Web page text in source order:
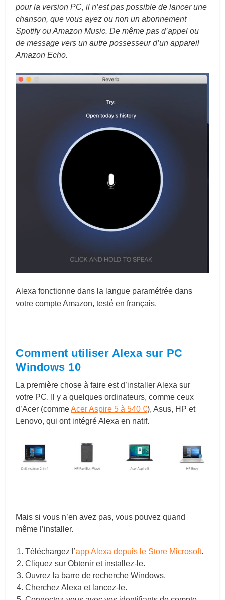
pour la version PC, il n’est pas possible de lancer une
chanson, que vous ayez ou non un abonnement
Spotify ou Amazon Music. De même pas d’appel ou
de message vers un autre possesseur d’un appareil
Amazon Echo.
Alexa fonctionne dans la langue paramétrée dans
votre compte Amazon, testé en français.
Comment utiliser Alexa sur PC
Windows 10
La première chose à faire est d’installer Alexa sur
votre PC. Il y a quelques ordinateurs, comme ceux
d’Acer (commeAcer Aspire 5 à 540 €), Asus, HP et
Lenovo, qui ont intégré Alexa en natif.
Mais si vous n’en avez pas, vous pouvez quand
même l’installer.
Téléchargez l’app Alexa depuis le Store Microsoft.
Cliquez sur Obtenir et installez-le.
Ouvrez la barre de recherche Windows.
Cherchez Alexa et lancez-le.